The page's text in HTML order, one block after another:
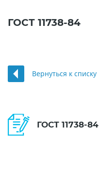
ГОСТ 11738-84
Вернуться к списку
ГОСТ 11738-84